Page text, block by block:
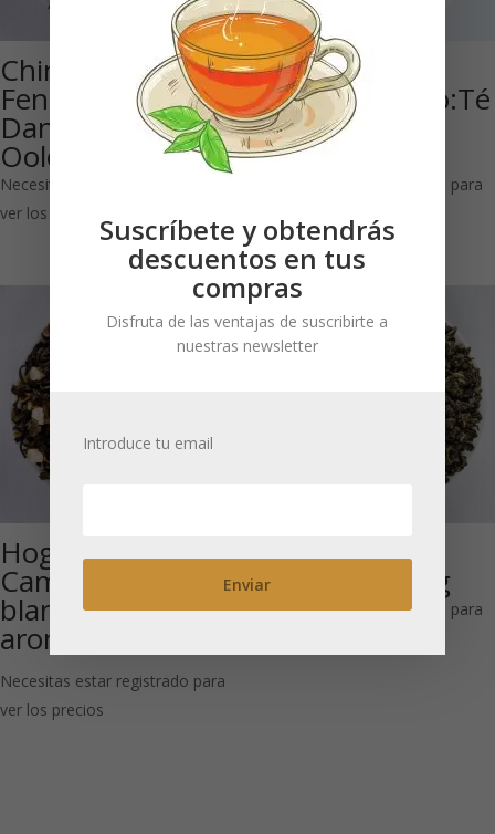
ChinaGuangdong
Feng Huang
Dancong: Té
Oolong
Necesitas estar registrado para
ver los precios
Beso de
Mandarina Bio:Té
oolong
aromatizado
Necesitas estar registrado para
Hoguera de
Campo: Té negro,
blanco y oolong
aromatizado
Necesitas estar registrado para
ver los precios
Anxi Tie Guan
Yin: Té Oolong
Necesitas estar registrado para
Suscríbete y obtendrás
descuentos en tus
compras
Disfruta de las ventajas de suscribirte a
nuestras newsletter
Introduce tu email